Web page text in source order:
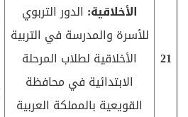
21
الأخلاقية: الدور التربوي
للأسرة والمدرسة في التربية
الأخلاقية لطلاب المرحلة
الابتدائية في محافظة
القويعية بالمملكة العربية